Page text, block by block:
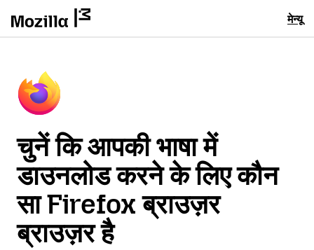
मेन्यू
चुनें कि आपकी भाषा में
डाउनलोड करने के लिए कौन
सा Firefox ब्राउज़र
ब्राउज़र है